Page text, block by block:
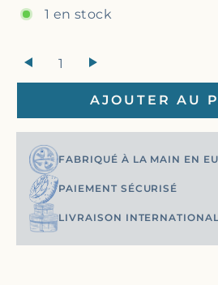
1 en stock
AJOUTER AU
FABRIQUÉ À LA MAIN EN
PAIEMENT SÉCURISÉ
LIVRAISON